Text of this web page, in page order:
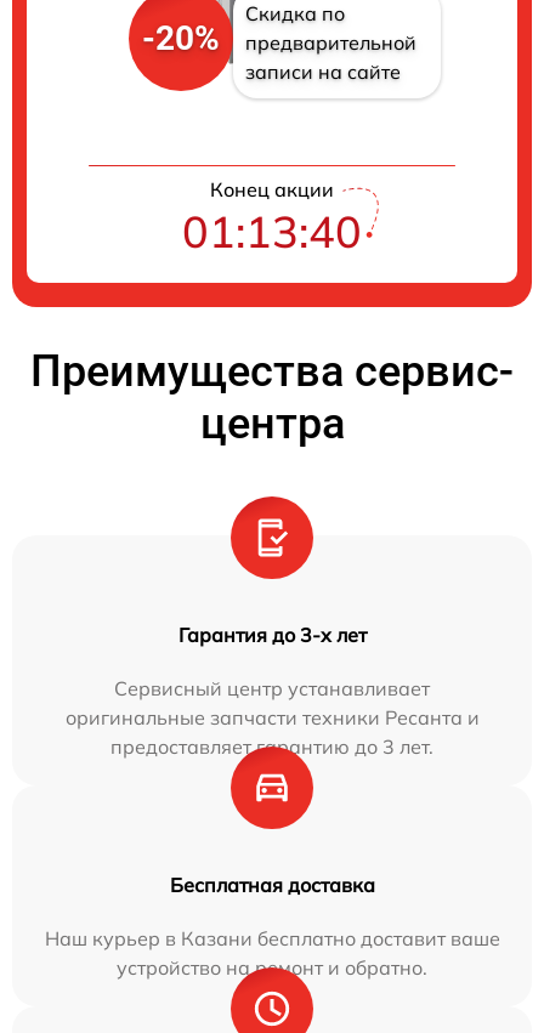
-20%
Скидка по
предварительной
записи на сайте
Конец акции
01:13:40
Преимущества сервис-
центра
Гарантия до 3-х лет
Сервисный центр устанавливает
оригинальные запчасти техники Ресанта и
предоставляет гарантию до 3 лет.
Бесплатная доставка
Наш курьер в Казани бесплатно доставит ваше
устройство на ремонт и обратно.